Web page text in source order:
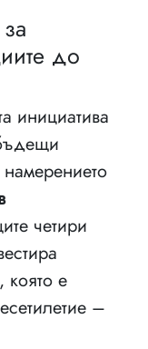
до
инициатива
четири
която е
–